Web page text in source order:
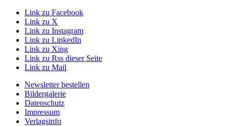
Link zu Facebook
Link zu X
Link zu Instagram
Link zu LinkedIn
Link zu Xing
Link zu Rss dieser Seite
Link zu Mail
Newsletter bestellen
Bildergalerie
Datenschutz
Impressum
Verlagsinfo